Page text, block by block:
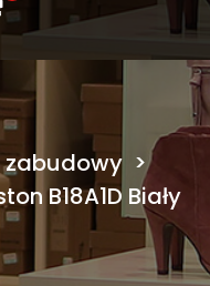
zabudowy >
B18A1D Biały